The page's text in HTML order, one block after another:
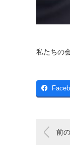
私たちの
前